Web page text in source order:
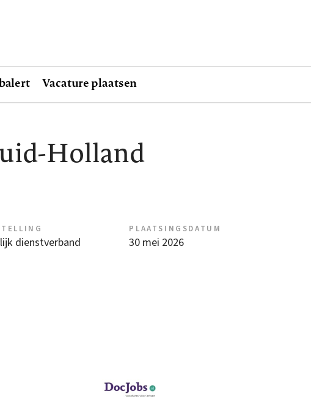
Vacature plaatsen
Holland
dienstverband
PLAATSINGSDATUM
30 mei 2026